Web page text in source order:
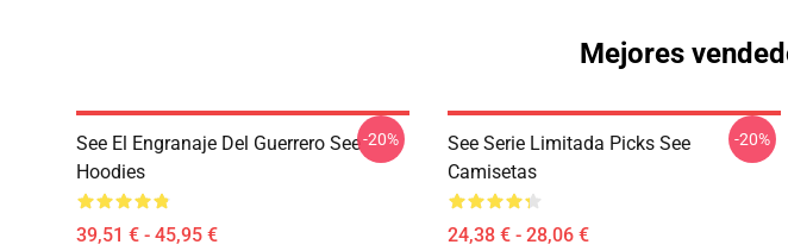
Mejores
See El Engranaje Del Guerrero See
Hoodies
39,51 € - 45,95 €
-20%
See Serie Limitada Picks See
Camisetas
24,38 € - 28,06 €
-20%